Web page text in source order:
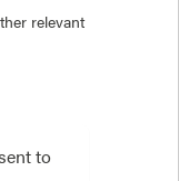
relevant